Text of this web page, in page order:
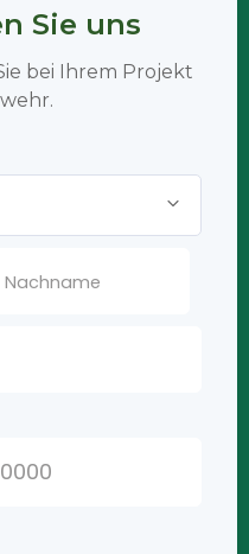
Sie uns
bei Ihrem Projekt